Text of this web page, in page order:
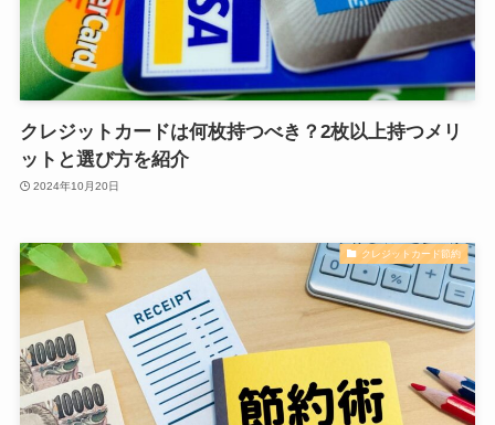
クレジットカードは何枚持つべき？2枚以上持つメリ
ットと選び方を紹介
2024年10月20日
クレジットカード節約